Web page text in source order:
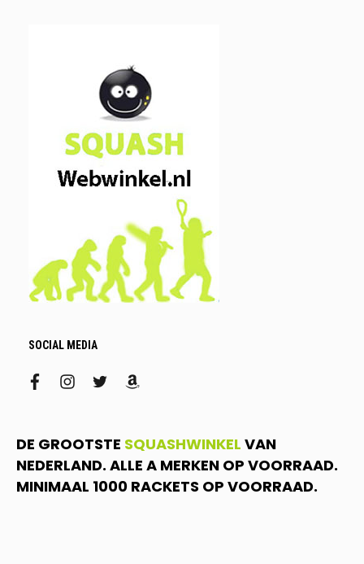
SOCIAL MEDIA
facebookinstagram
twitteramazon
DE GROOTSTE SQUASHWINKEL VAN
NEDERLAND. ALLE A MERKEN OP VOORRAAD.
MINIMAAL 1000 RACKETS OP VOORRAAD.